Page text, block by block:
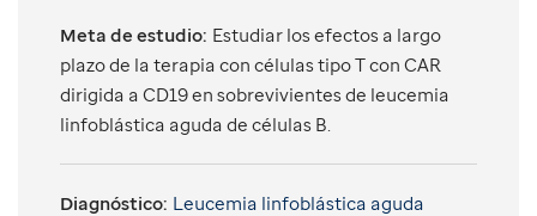
Meta de estudio: Estudiar los efectos a largo
plazo de la terapia con células tipo T con CAR
dirigida a CD19 en sobrevivientes de leucemia
linfoblástica aguda de células B.
Diagnóstico: Leucemia linfoblástica aguda